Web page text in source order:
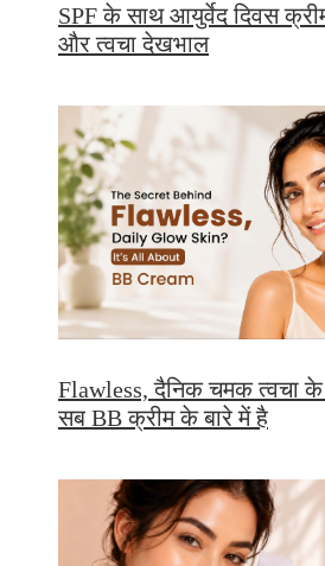
SPF के साथ आयुर्वेद दिवस
और त्वचा देखभाल
Flawless, दैनिक चमक त्वचा
सब BB क्रीम के बारे में है